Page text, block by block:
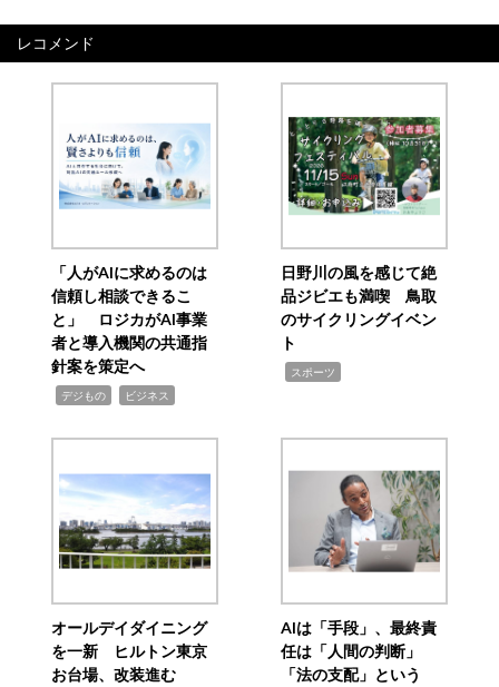
レコメンド
「人がAIに求めるのは
信頼し相談できるこ
と」 ロジカがAI事業
者と導入機関の共通指
針案を策定へ
デジもの ビジネス
日野川の風を感じて絶
品ジビエも満喫 鳥取
のサイクリングイベン
ト
スポーツ
オールデイダイニング
を一新 ヒルトン東京
お台場、改装進む
AIは「手段」、最終責
任は「人間の判断」
「法の支配」という